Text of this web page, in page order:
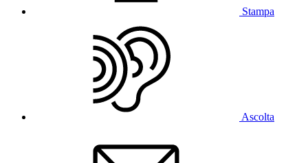
Stampa
Ascolta